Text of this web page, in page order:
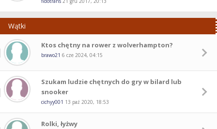
Wątki
Ktos chętny na rower z wolverhampton?
brawo21 6 cze 2024, 04:15
Szukam ludzie chętnych do gry w bilard lub
snooker
cichyy001 13 paź 2020, 18:53
Rolki, łyżwy